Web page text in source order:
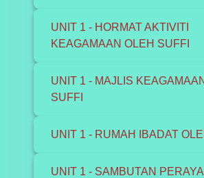
UNIT 1 - HORMAT AKTIVITI
KEAGAMAAN OLEH SUFFI
UNIT 1 - MAJLIS
SUFFI
UNIT 1 - RUMAH IBADAT
UNIT 1 - SAMBUTAN